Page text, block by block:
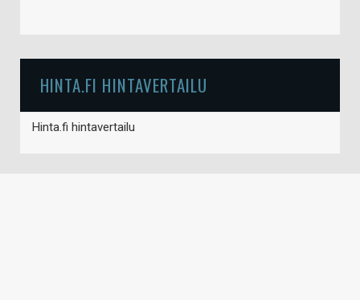
HINTA.FI HINTAVERTAILU
Hinta.fi hintavertailu